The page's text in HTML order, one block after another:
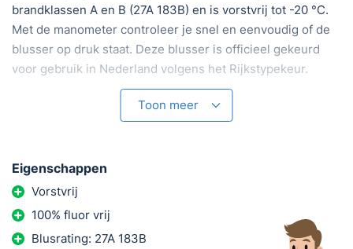
brandklassen A en B (27A 183B) en is vorstvrij tot -20 °C.
Met de manometer controleer je snel en eenvoudig of de
blusser op druk staat. Deze blusser is officieel gekeurd
voor gebruik in Nederland volgens het Rijkstypekeur.
SAVS® blussers worden geproduceerd in Europa en zijn
voorzien van 5 jaar fabrieksgarantie.
Geschikt voor brandklassen A en B
Blusrating: 27A 183B
Fluor- en PFAS-vrij (ECO-lijn)
Toon meer
Eigenschappen
Vorstvrij
100% fluor vrij
Blusrating: 27A 183B